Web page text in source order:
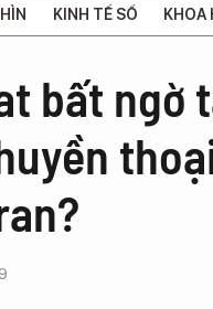
KINH TẾ SỐ KHOA
bất